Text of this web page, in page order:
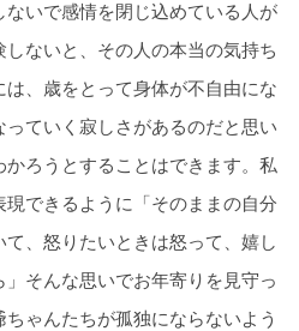
いで感情を閉じ込めている人が
ないと、その人の本当の気持ち
、歳をとって身体が不自由にな
ていく寂しさがあるのだと思い
ろうとすることはできます。私
できるように「そのままの自分
、怒りたいときは怒って、嬉し
そんな思いでお年寄りを見守っ
ゃんたちが孤独にならないよう